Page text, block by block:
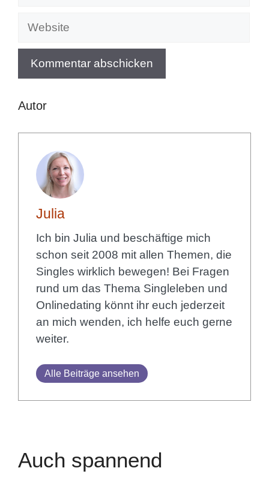
Website
Autor
Julia
Ich bin Julia und beschäftige mich
schon seit 2008 mit allen Themen, die
Singles wirklich bewegen! Bei Fragen
rund um das Thema Singleleben und
Onlinedating könnt ihr euch jederzeit
an mich wenden, ich helfe euch gerne
weiter.
Alle Beiträge ansehen
Auch spannend